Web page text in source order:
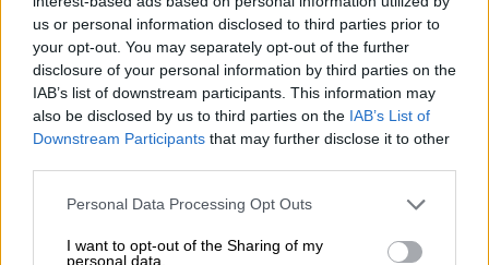
us or personal information disclosed to third parties prior to
your opt-out. You may separately opt-out of the further
disclosure of your personal information by third parties on the
IAB’s list of downstream participants. This information may
also be disclosed by us to third parties on the IAB’s List of
Downstream Participants that may further disclose it to other
Personal Data Processing Opt Outs
I want to opt-out of the Sharing of my
personal data.